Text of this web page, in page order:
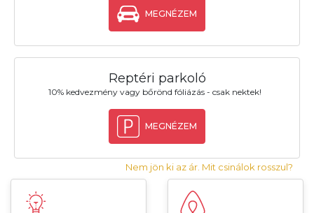
MEGNÉZEM
Reptéri parkoló
10% kedvezmény vagy bőrönd fóliázás - csak nektek!
MEGNÉZEM
Nem jön ki az ár. Mit csinálok rosszul?